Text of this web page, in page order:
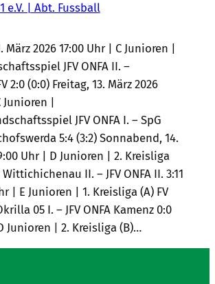
e.V. | Abt. Fussball
März 2026 17:00 Uhr | C Junioren |
JFV ONFA II. –
2:0 (0:0) Freitag, 13. März 2026
Junioren |
JFV ONFA I. – SpG
5:4 (3:2) Sonnabend, 14.
Uhr | D Junioren | 2. Kreisliga
Wittichichenau II. – JFV ONFA II. 3:11
| E Junioren | 1. Kreisliga (A) FV
05 I. – JFV ONFA Kamenz 0:0
Junioren | 2. Kreisliga (B)…